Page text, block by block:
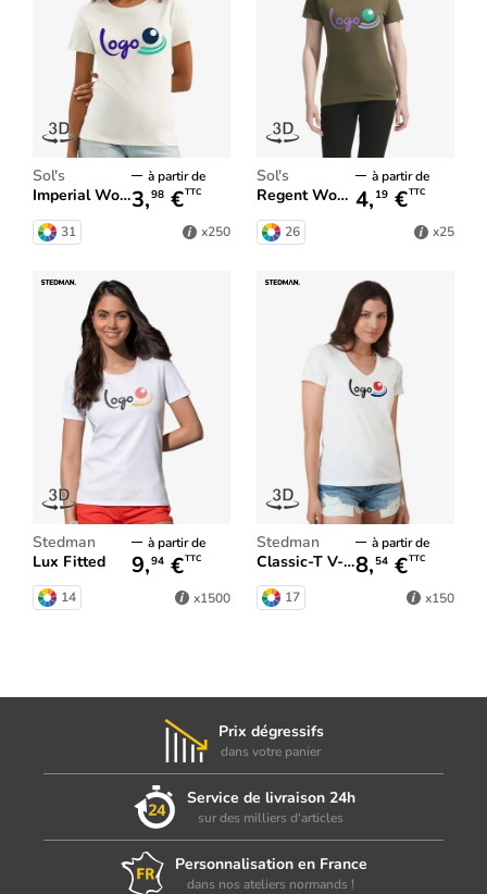
Sol's
Imperial Women
à partir de
3,98 €TTC
31 x250
Sol's
Regent Women
à partir de
4, 19 €TTC
26 x25
Stedman
Lux Fitted
à partir de
9,94 €TTC
14 x1500
Stedman
Classic-T V-Neck Women
à partir de
8,54 €TTC
17 x150
Prix dégressifs
dans votre panier
Service de livraison 24h
sur des milliers d'articles
Personnalisation en France
dans nos ateliers normands !